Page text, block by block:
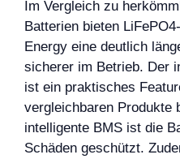
Im Vergleich zu
Batterien bieten
Energy eine deutlich
sicherer im Betrieb. Der
ist ein praktisches
vergleichbaren Produkte
intelligente BMS ist die
Schäden geschützt.